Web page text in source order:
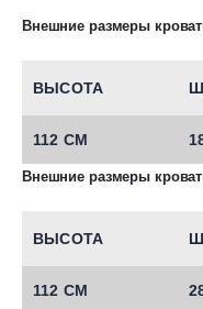
Внешние размеры
ВЫСОТА
112 СМ
Внешние размеры
ВЫСОТА
112 СМ